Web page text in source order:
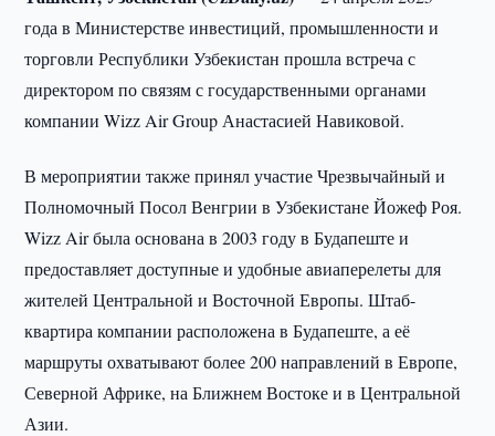
года в Министерстве инвестиций, промышленности и
торговли Республики Узбекистан прошла встреча с
директором по связям с государственными органами
компании Wizz Air Group Анастасией Навиковой.
В мероприятии также принял участие Чрезвычайный и
Полномочный Посол Венгрии в Узбекистане Йожеф Роя.
Wizz Air была основана в 2003 году в Будапеште и
предоставляет доступные и удобные авиаперелеты для
жителей Центральной и Восточной Европы. Штаб-
квартира компании расположена в Будапеште, а её
маршруты охватывают более 200 направлений в Европе,
Северной Африке, на Ближнем Востоке и в Центральной
Азии.